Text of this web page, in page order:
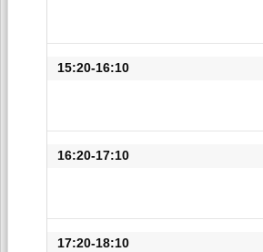
15:20-16:10
16:20-17:10
17:20-18:10